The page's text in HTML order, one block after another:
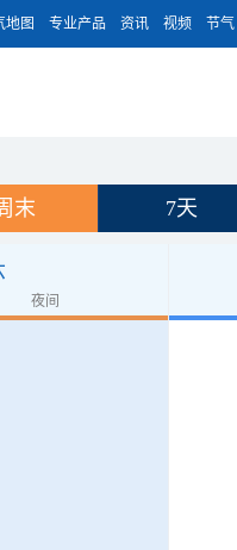
地图 专业产品 资讯 视频 节气
末 7天
夜间